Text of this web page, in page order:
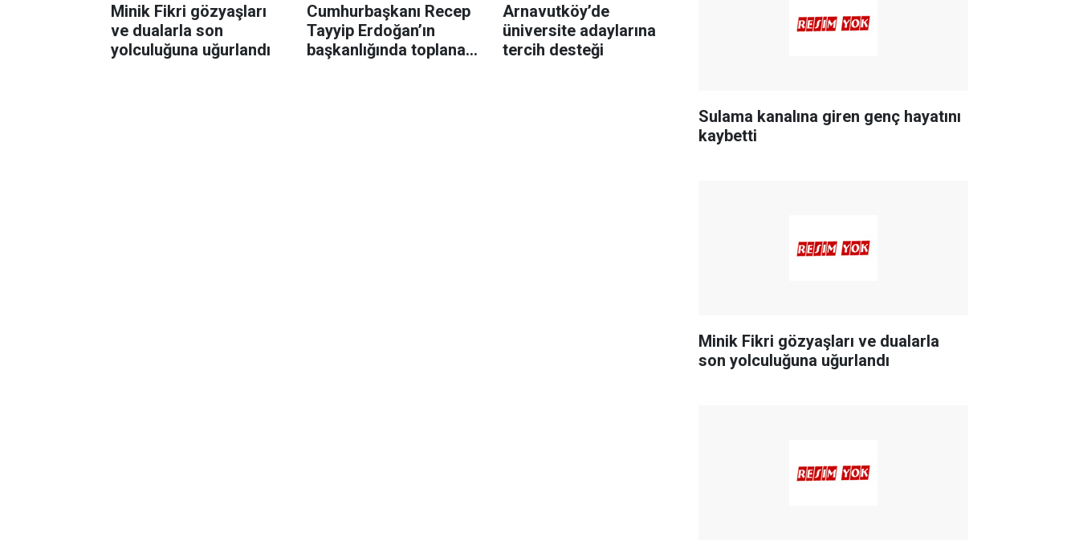
Minik Fikri gözyaşları
ve dualarla son
yolculuğuna uğurlandı
Cumhurbaşkanı Recep
Tayyip Erdoğan’ın
başkanlığında toplanan
Arnavutköy’de
üniversite adaylarına
tercih desteği
Sulama kanalına giren genç hayatını
kaybetti
Minik Fikri gözyaşları ve dualarla
son yolculuğuna uğurlandı